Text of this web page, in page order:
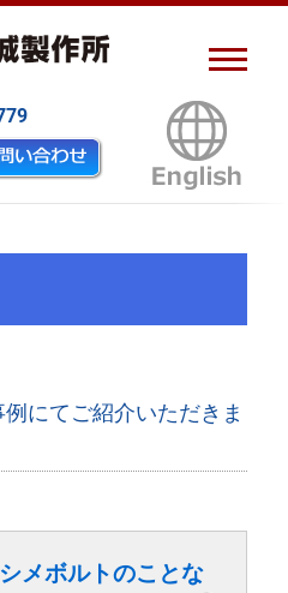
リンチボル
例にてご紹介いただきま
メボルトのことな